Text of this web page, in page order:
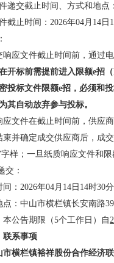
递交截止时间、方式和地点：
截止时间： 2026年04月14日
响应文件截止时间前，通过
开标前需提前进入限额e招
投标文件限额e招，必须和
其自动放弃参与投标。
应文件在截止时间前，供应
束并确定成交供应商后，成
字样；一旦纸质响应文件和
交：
间：2026年04月14 日 14时30
点：中山市横栏镇长安南路
本公告期限（5个工作日）自
联系事项
市横栏镇裕祥股份合作经济